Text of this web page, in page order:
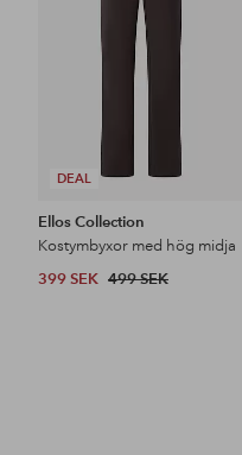
DEAL
Ellos Collection
Kostymbyxor med hög midja
399 SEK 499 SEK